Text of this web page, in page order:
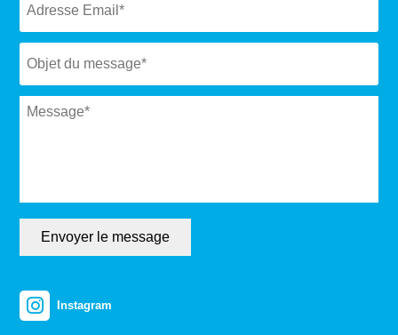
Subject *
Message *
Envoyer le message
Instagram